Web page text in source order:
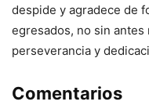
despide y agradece de
egresados, no sin
perseverancia y
Comentarios